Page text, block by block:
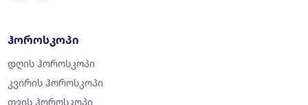
ჰოროსკოპი
დღის ჰოროსკოპი
კვირის ჰოროსკოპი
თვის ჰოროსკოპი